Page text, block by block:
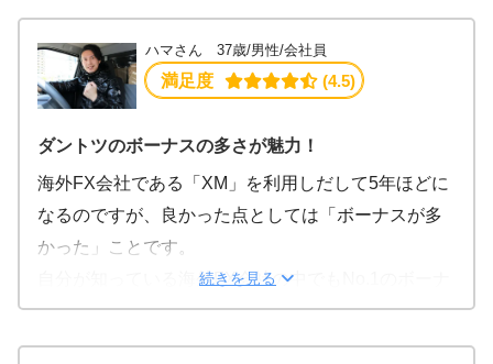
た時にのみ参入しています。
1日50pips取れれば良いというルールでコツコツ資産
を増やしていて、あまり負けないことを目標にして
います。
自分の場合負けると取り返そうとしたりトレードそ
のものが嫌になりますので。
難点を挙げるとすればMT4のスマホアプリがあまり
使い勝手が良くないのでパソコンのMT4でのトレー
入金と同じ額のボーナスが貰えるというもの。
例えば1万円入金したら1万円ボーナスとなります。
（限度有）
とてもいいサービスと思わない人は居ないと思いま
す。
これだけ見ると1万増えたように思えますが実際はそ
ういう事ではありません。
クレジットとしてただ追加されただけで自分のお金
ハマさん 37歳/男性/会社員
満足度 (4.5)
ダントツのボーナスの多さが魅力！
海外FX会社である「XM」を利用しだして5年ほどに
なるのですが、良かった点としては「ボーナスが多
かった」ことです。
自分が知っている海外FX会社の中でもNo.1のボーナ
スの多さ！
口座開設するだけで「13,000円のボーナス」がゲッ
続きを見る